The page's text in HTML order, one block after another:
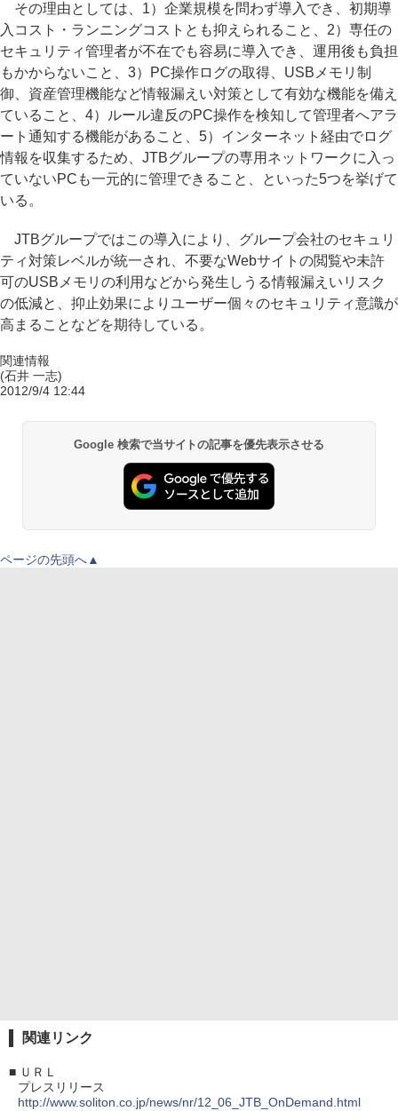
その理由としては、1）企業規模を問わず導入でき、初期導
入コスト・ランニングコストとも抑えられること、2）専任の
セキュリティ管理者が不在でも容易に導入でき、運用後も負担
もかからないこと、3）PC操作ログの取得、USBメモリ制
御、資産管理機能など情報漏えい対策として有効な機能を備え
ていること、4）ルール違反のPC操作を検知して管理者へアラ
ート通知する機能があること、5）インターネット経由でログ
情報を収集するため、JTBグループの専用ネットワークに入っ
ていないPCも一元的に管理できること、といった5つを挙げて
いる。
JTBグループではこの導入により、グループ会社のセキュリ
ティ対策レベルが統一され、不要なWebサイトの閲覧や未許
可のUSBメモリの利用などから発生しうる情報漏えいリスク
の低減と、抑止効果によりユーザー個々のセキュリティ意識が
高まることなどを期待している。
関連情報
(石井 一志)
2012/9/4 12:44
Google 検索で当サイトの記事を優先表示させる
ページの先頭へ▲
関連リンク
■ ＵＲＬ
プレスリリース
http://www.soliton.co.jp/news/nr/12_06_JTB_OnDemand.html